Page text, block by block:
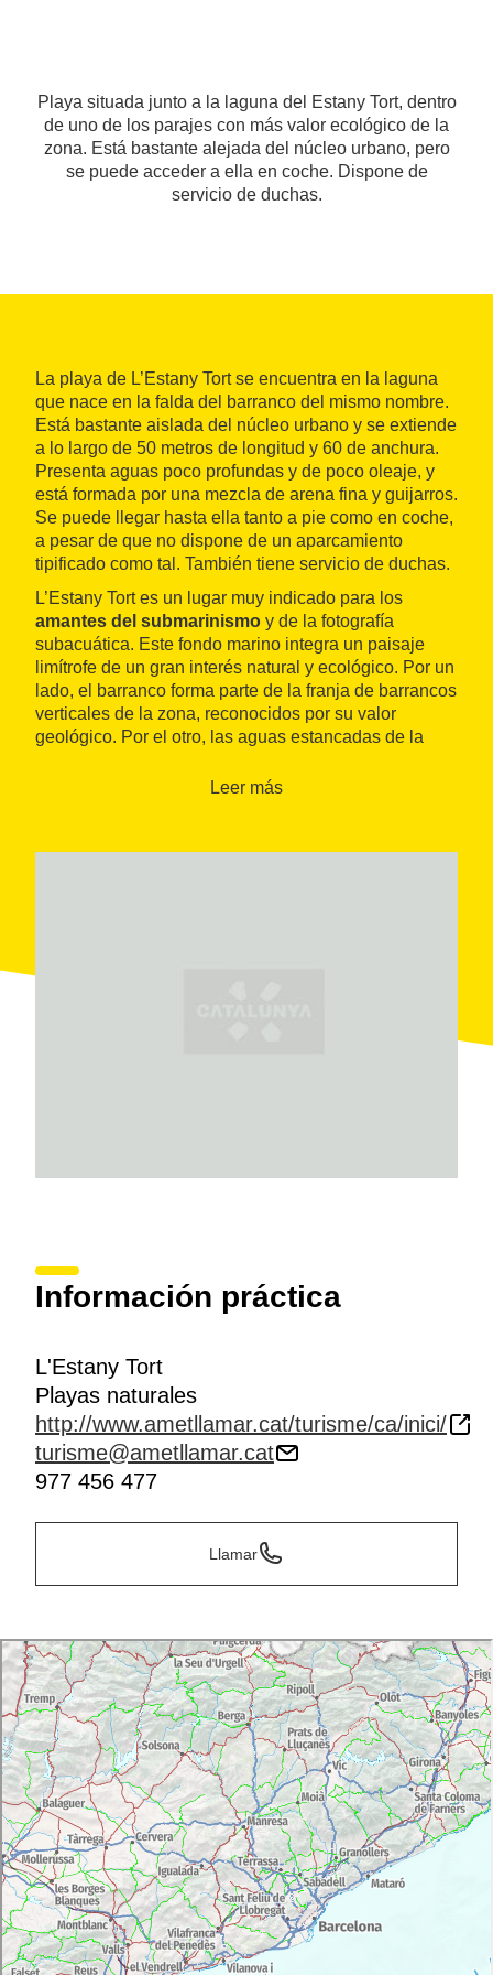
Playa situada junto a la laguna del Estany Tort, dentro
de uno de los parajes con más valor ecológico de la
zona. Está bastante alejada del núcleo urbano, pero
se puede acceder a ella en coche. Dispone de
servicio de duchas.
La playa de L’Estany Tort se encuentra en la laguna
que nace en la falda del barranco del mismo nombre.
Está bastante aislada del núcleo urbano y se extiende
a lo largo de 50 metros de longitud y 60 de anchura.
Presenta aguas poco profundas y de poco oleaje, y
está formada por una mezcla de arena fina y guijarros.
Se puede llegar hasta ella tanto a pie como en coche,
a pesar de que no dispone de un aparcamiento
tipificado como tal. También tiene servicio de duchas.
L’Estany Tort es un lugar muy indicado para los
amantes del submarinismo y de la fotografía
subacuática. Este fondo marino integra un paisaje
limítrofe de un gran interés natural y ecológico. Por un
lado, el barranco forma parte de la franja de barrancos
verticales de la zona, reconocidos por su valor
geológico. Por el otro, las aguas estancadas de la
especialmente insectos y caracoles.
Leer más
Información práctica
L'Estany Tort
Playas naturales
http://www.ametllamar.cat/turisme/ca/inici/
turisme@ametllamar.cat
977 456 477
Llamar